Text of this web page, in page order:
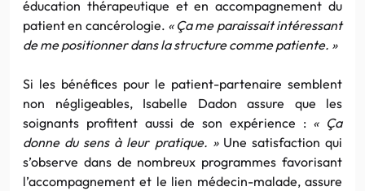
éducation thérapeutique et en accompagnement du
patient en cancérologie. « Ça me paraissait intéressant
de me positionner dans la structure comme patiente. »
Si les bénéfices pour le patient-partenaire semblent
non négligeables, Isabelle Dadon assure que les
soignants profitent aussi de son expérience : « Ça
donne du sens à leur pratique. » Une satisfaction qui
s’observe dans de nombreux programmes favorisant
l’accompagnement et le lien médecin-malade, assure